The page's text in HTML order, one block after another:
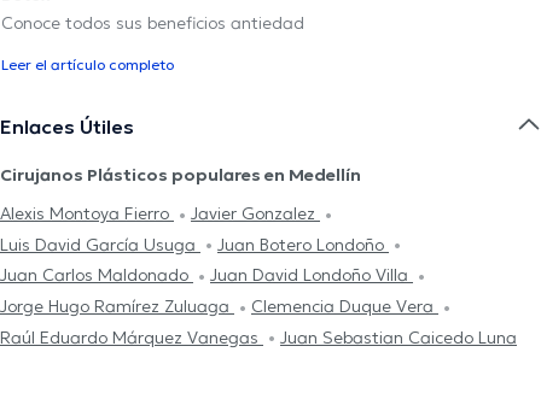
Conoce todos sus beneficios antiedad
Leer el artículo completo
Enlaces Útiles
Cirujanos Plásticos populares en Medellín
Alexis Montoya Fierro
Javier Gonzalez
Luis David García Usuga
Juan Botero Londoño
Juan Carlos Maldonado
Juan David Londoño Villa
Jorge Hugo Ramírez Zuluaga
Clemencia Duque Vera
Raúl Eduardo Márquez Vanegas
Juan Sebastian Caicedo Luna